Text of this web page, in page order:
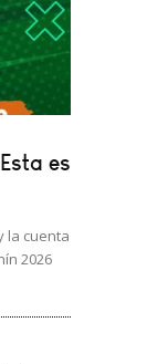
es
la cuenta
2026